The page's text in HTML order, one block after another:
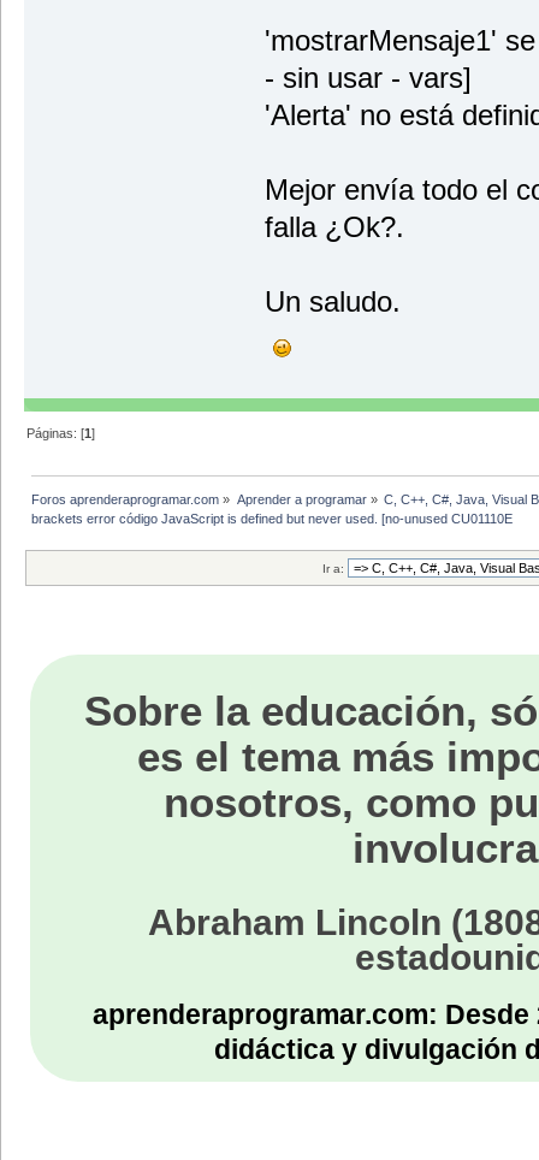
'mostrarMensaje1'
- sin usar - vars]
'Alerta' no está
Mejor envía todo el
falla ¿Ok?.
Un saludo.
Páginas: [1]
Foros aprenderaprogramar.com » Aprender a programar» C, C++, C#, Java, Visual
brackets error código JavaScript is defined but never used. [no-unused CU01110E
Ir a:
Sobre la educación,
es el tema más
nosotros, como
Abraham Lincoln
aprenderaprogramar.com:
didáctica y divulgación